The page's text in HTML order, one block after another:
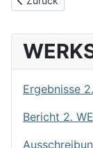
Ergebnisse
Bericht 2.